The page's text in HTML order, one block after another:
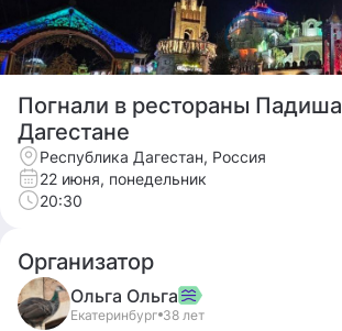
Погнали в рестораны
Дагестане
Республика Дагестан, Россия
22 июня, понедельник
20:30
Организатор
Ольга Ольга
Екатеринбург 38 лет